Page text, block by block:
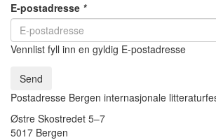
E-postadresse *
Vennlist fyll inn en gyldig E-postadresse
Send
Postadresse Bergen internasjonale
Østre Skostredet 5–7
5017 Bergen